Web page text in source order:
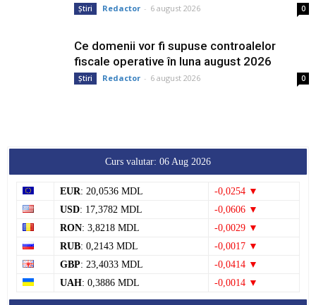
Știri Redactor - 6 august 2026 0
Ce domenii vor fi supuse controalelor
fiscale operative în luna august 2026
Știri Redactor - 6 august 2026 0
Curs valutar: 06 Aug 2026
EUR: 20,0536 MDL
-0,0254 ▼
USD: 17,3782 MDL
-0,0606 ▼
RON: 3,8218 MDL
-0,0029 ▼
RUB: 0,2143 MDL
-0,0017 ▼
GBP: 23,4033 MDL
-0,0414 ▼
UAH: 0,3886 MDL -0,0014 ▼